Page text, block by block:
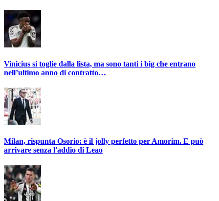
Vinicius si toglie dalla lista, ma sono tanti i big che entrano
nell’ultimo anno di contratto…
Milan, rispunta Osorio: è il jolly perfetto per Amorim. E può
arrivare senza l'addio di Leao